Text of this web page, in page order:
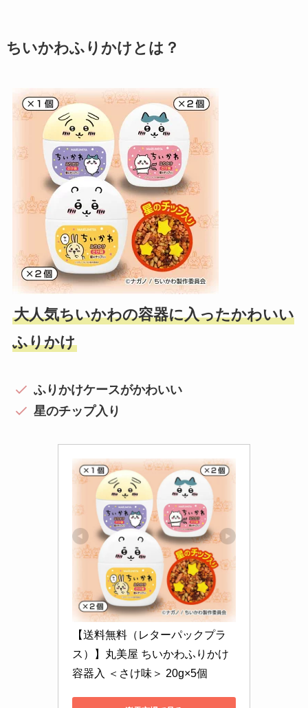
ちいかわふりかけとは？
大人気ちいかわの容器に入ったかわいい
ふりかけ
ふりかけケースがかわいい
星のチップ入り
【送料無料（レターパックプラ
ス）】丸美屋 ちいかわふりかけ
容器入 ＜さけ味＞ 20g×5個